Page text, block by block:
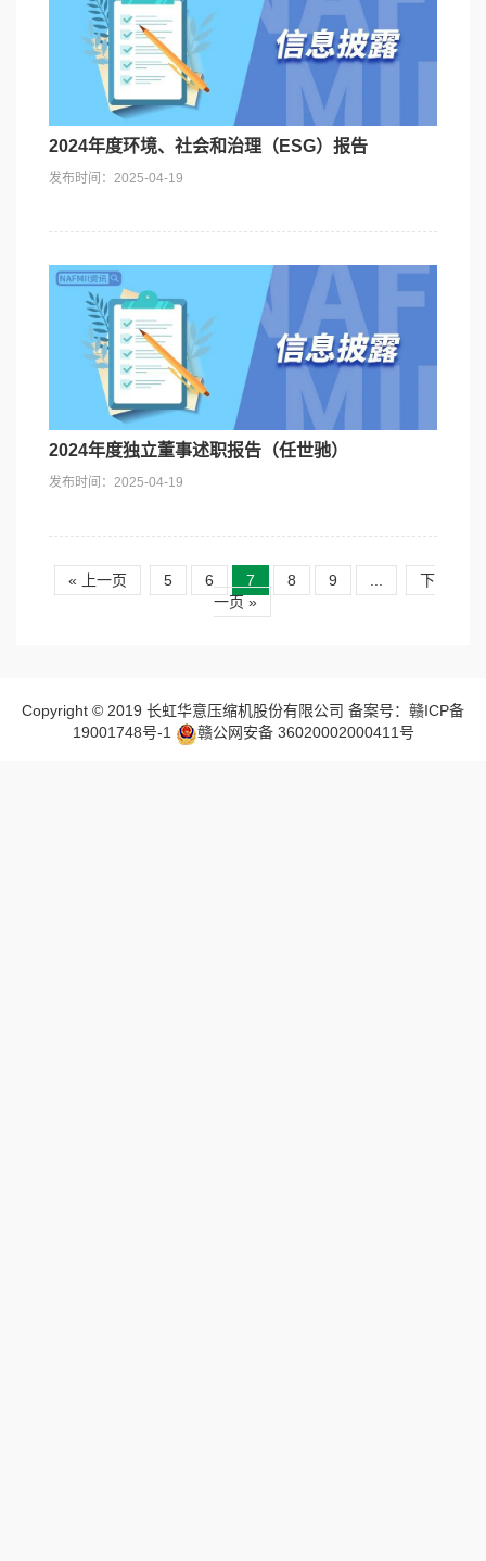
2024年度环境、社会和治理（ESG）报告
发布时间：2025-04-19
2024年度独立董事述职报告（任世驰）
发布时间：2025-04-19
« 上一页 5 6 7 8 9 ...
下
一页 »
Copyright © 2019 长虹华意压缩机股份有限公司 备案号：赣ICP备
19001748号-1
赣公网安备 36020002000411号